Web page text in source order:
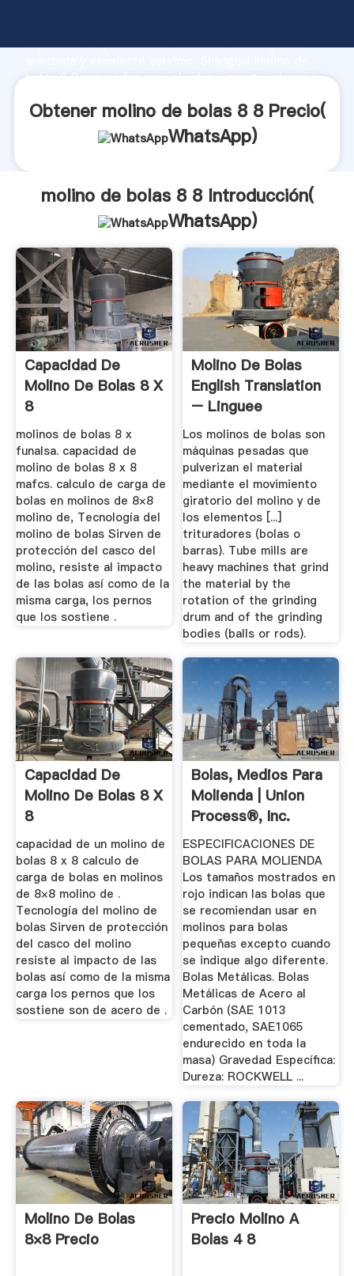
capacidad de producción, fuerza de investigación
bolas 8 8 proveedor crea el valor y aporta valores a
Obtener molino de bolas 8 8 Precio(
WhatsApp)
molino de bolas 8 8 Introducción(
WhatsApp)
Capacidad De
Molino De Bolas 8 X
8
molinos de bolas 8 x
funalsa. capacidad de
molino de bolas 8 x 8
mafcs. calculo de carga de
bolas en molinos de 8×8
molino de, Tecnología del
molino de bolas Sirven de
protección del casco del
molino, resiste al impacto
de las bolas así como de la
misma carga, los pernos
que los sostiene .
Molino De Bolas
English Translation
– Linguee
Los molinos de bolas son
máquinas pesadas que
pulverizan el material
mediante el movimiento
giratorio del molino y de
los elementos [...]
trituradores (bolas o
barras). Tube mills are
heavy machines that grind
the material by the
rotation of the grinding
drum and of the grinding
bodies (balls or rods).
Capacidad De
Molino De Bolas 8 X
8
capacidad de un molino de
bolas 8 x 8 calculo de
carga de bolas en molinos
de 8×8 molino de .
Tecnología del molino de
bolas Sirven de protección
del casco del molino
resiste al impacto de las
bolas así como de la misma
carga los pernos que los
sostiene son de acero de .
Bolas, Medios Para
Molienda | Union
Process®, Inc.
ESPECIFICACIONES DE
BOLAS PARA MOLIENDA
Los tamaños mostrados en
rojo indican las bolas que
se recomiendan usar en
molinos para bolas
pequeñas excepto cuando
se indique algo diferente.
Bolas Metálicas. Bolas
Metálicas de Acero al
Carbón (SAE 1013
cementado, SAE1065
endurecido en toda la
masa) Gravedad Específica:
Dureza: ROCKWELL ...
Molino De Bolas
8×8 Precio
Precio Molino A
Bolas 4 8